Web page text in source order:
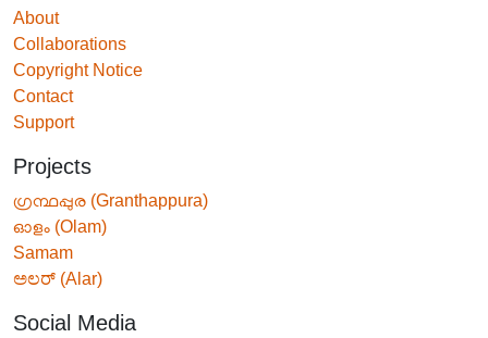
About
Collaborations
Copyright Notice
Contact
Support
Projects
ഗ്രന്ഥപ്പുര (Granthappura)
ഓളം (Olam)
Samam
ಅಲರ್ (Alar)
Social Media